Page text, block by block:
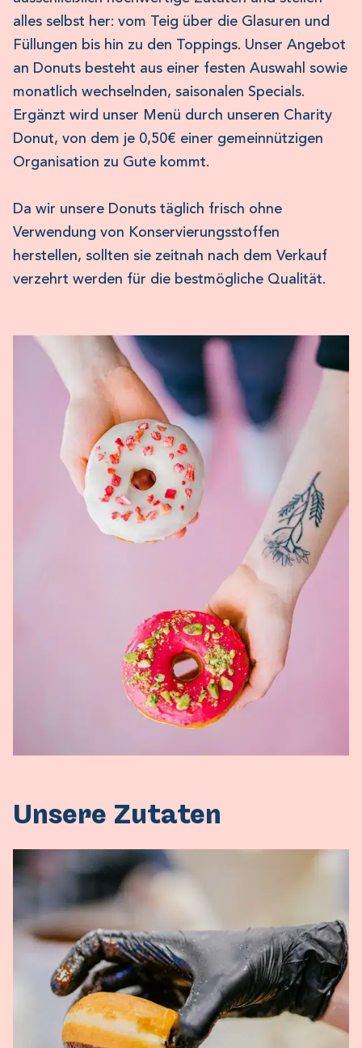
alles selbst her: vom Teig über die Glasuren und
Füllungen bis hin zu den Toppings. Unser Angebot
an Donuts besteht aus einer festen Auswahl sowie
monatlich wechselnden, saisonalen Specials.
Ergänzt wird unser Menü durch unseren Charity
Donut, von dem je 0,50€ einer gemeinnützigen
Organisation zu Gute kommt.
Da wir unsere Donuts täglich frisch ohne
Verwendung von Konservierungsstoffen
herstellen, sollten sie zeitnah nach dem Verkauf
verzehrt werden für die bestmögliche Qualität.
Unsere Zutaten